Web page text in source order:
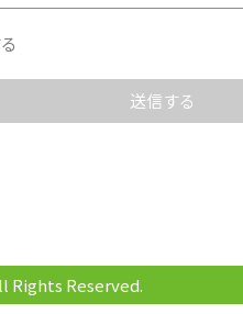
Rights Reserved.